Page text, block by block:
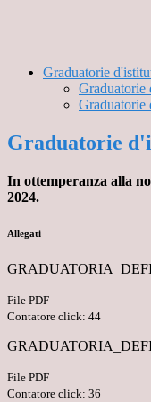
Graduatorie
Graduatorie
Graduatorie
Graduatorie
In ottemperanza alla
2024.
Allegati
File PDF
Contatore click: 44
File PDF
Contatore click: 36